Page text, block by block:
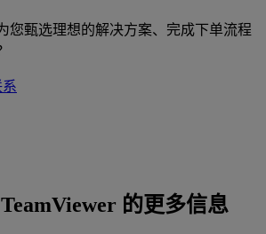
您甄选理想的解决方案、完成下单流程
的更多信息